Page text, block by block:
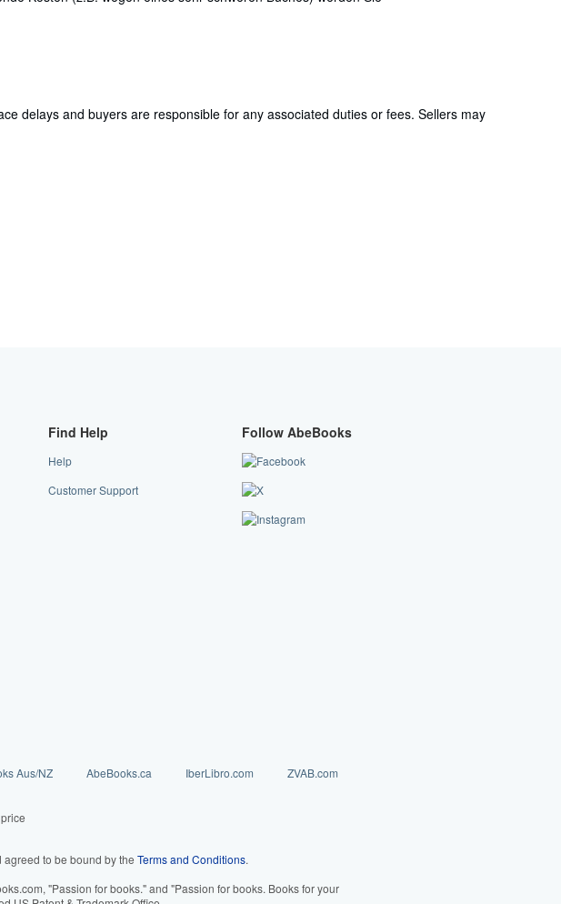
delays and buyers are responsible for any associated duties or fees. Sellers may
Find Help
Help
Customer Support
Follow AbeBooks
Aus/NZ AbeBooks.ca IberLibro.com
ZVAB.com
to be bound by the Terms and Conditions.
"Passion for books." and "Passion for books. Books for your